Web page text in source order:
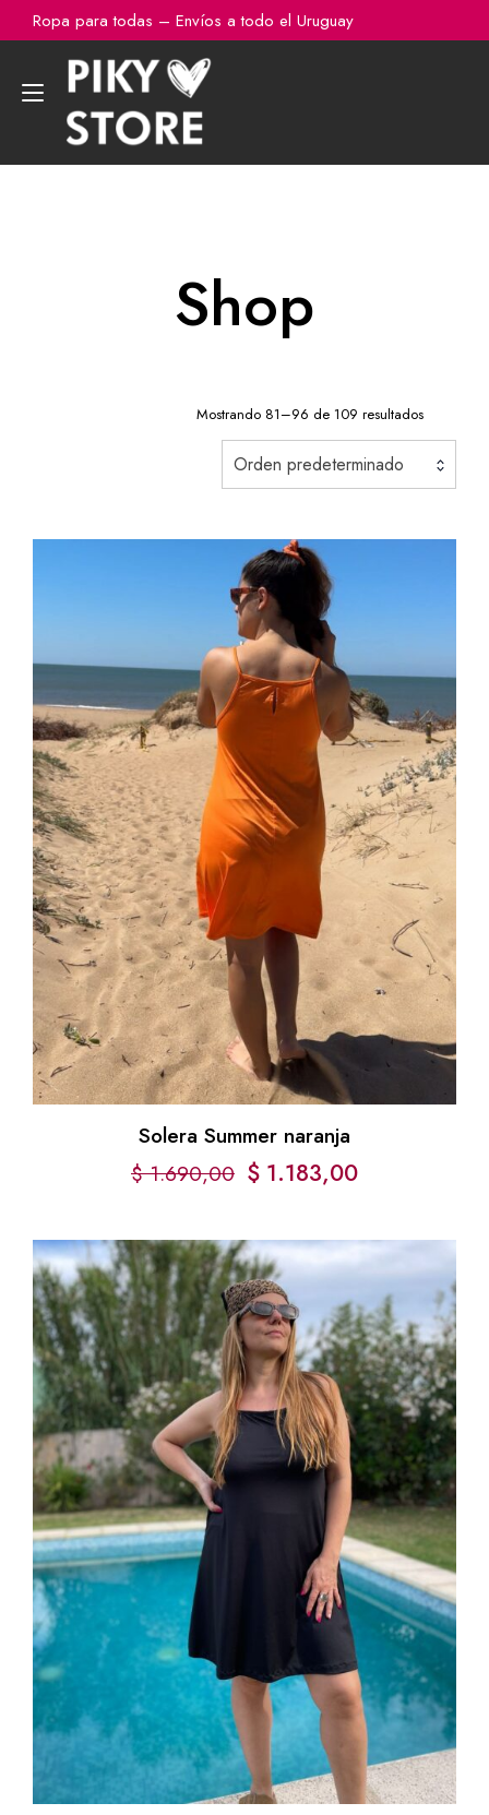
Ropa para todas – Envíos a todo el Uruguay
Alternar
navegación
Shop
Mostrando 81–96 de 109 resultados
Orden predeterminado
Solera Summer naranja
$1.690,00 $ 1.183,00